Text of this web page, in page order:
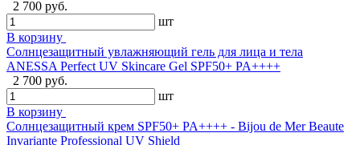
2 700 руб.
шт
В корзину
Солнцезащитный увлажняющий гель для лица и тела
ANESSA Perfect UV Skincare Gel SPF50+ PA++++
2 700 руб.
шт
В корзину
Cолнцезащитный крем SPF50+ PA++++ - Bijou de Mer Beaute
Invariante Professional UV Shield